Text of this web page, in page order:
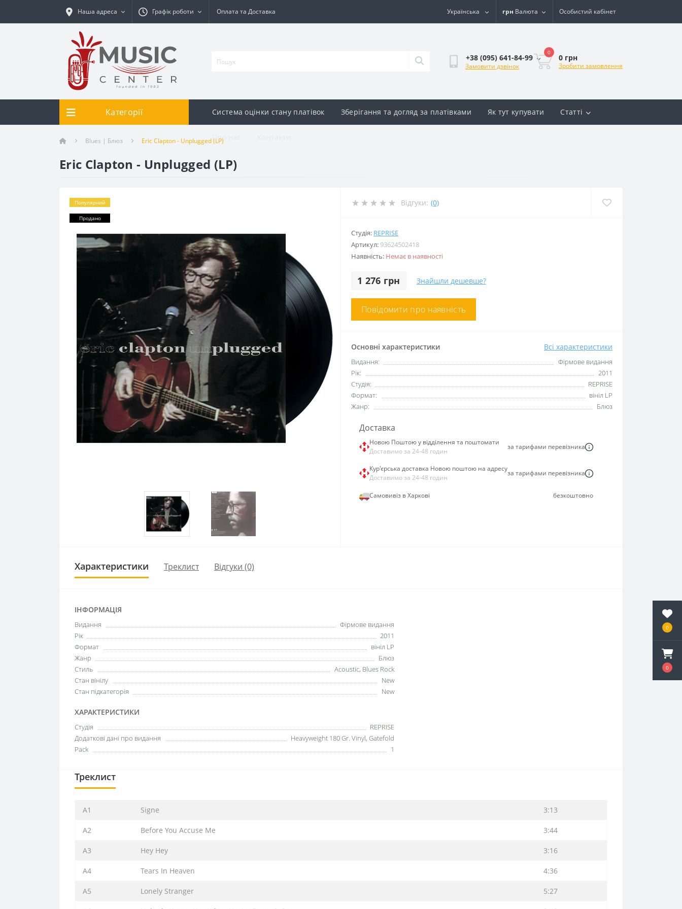
0
0
Наша адреса Графік роботи Оплата та Доставка Українська грн Валюта Особистий кабінет
+38 (095) 641-84-99
Замовити дзвінок
0
0 грн
Зробити замовлення
Категорії Система оцінки стану платівок Зберігання та догляд за платівками Як тут купувати Статті
Про нас
Blues | Блюз Eric Clapton - Unplugged (LP)
Eric Clapton - Unplugged (LP)
Популярний
Продано
Відгуки: (0)
Студія: REPRISE
Артикул: 93624502418
Наявність: Немає в наявності
1 276 грн Знайшли дешевше?
Повідомити про наявність
Основні характеристики Всі характеристики
Видання:
Фірмове видання
Рік:
2011
Студія:
REPRISE
Формат:
вініл LP
Жанр:
Блюз
Доставка
Новою Поштою у відділення та поштомати
Доставимо за 24-48 годин
за тарифами перевізника
Кур'єрська доставка Новою поштою на адресу
Доставимо за 24-48 годин
за тарифами перевізника
Самовивіз в Харкові безкоштовно
Характеристики Треклист Відгуки (0)
ІНФОРМАЦІЯ
Видання
Фірмове видання
Рік
2011
Формат
вініл LP
Жанр
Блюз
Стиль
Acoustic, Blues Rock
Стан вінілу
New
Стан підкатегорія
New
ХАРАКТЕРИСТИКИ
Студія
REPRISE
Додаткові дані про видання
Heavyweight 180 Gr. Vinyl, Gatefold
Pack
1
Треклист
A1 Signe 3:13
A2 Before You Accuse Me 3:44
A3 Hey Hey 3:16
A4 Tears In Heaven 4:36
A5 Lonely Stranger 5:27